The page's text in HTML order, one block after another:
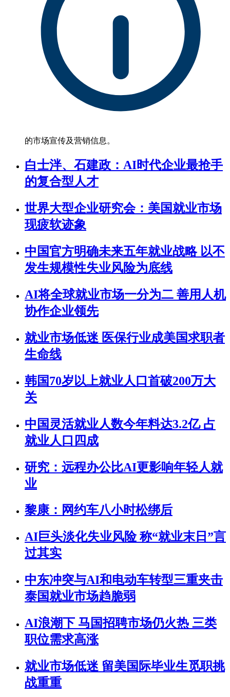
的市场宣传及营销信息。
白士泮、石建政：AI时代企业最抢手
的复合型人才
世界大型企业研究会：美国就业市场
现疲软迹象
中国官方明确未来五年就业战略 以不
发生规模性失业风险为底线
AI将全球就业市场一分为二 善用人机
协作企业领先
就业市场低迷 医保行业成美国求职者
生命线
韩国70岁以上就业人口首破200万大
关
中国灵活就业人数今年料达3.2亿 占
就业人口四成
研究：远程办公比AI更影响年轻人就
业
黎康：网约车八小时松绑后
AI巨头淡化失业风险 称“就业末日”言
过其实
中东冲突与AI和电动车转型三重夹击
泰国就业市场趋脆弱
AI浪潮下 马国招聘市场仍火热 三类
职位需求高涨
就业市场低迷 留美国际毕业生觅职挑
战重重